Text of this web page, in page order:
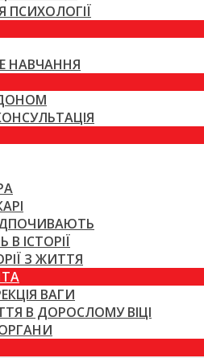
ПСИХОЛОГІЇ
НАВЧАННЯ
В ІСТОРІЇ
З ЖИТТЯ
ВАГИ
В ДОРОСЛОМУ ВІЦІ